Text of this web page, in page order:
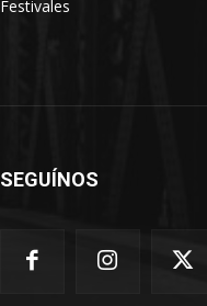
Festivales
SEGUÍNOS